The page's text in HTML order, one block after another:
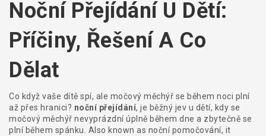
Noční Přejídání U Dětí:
Příčiny, Řešení A Co
Dělat
Co když vaše dítě spí, ale močový měchýř se během noci plní
až přes hranici? noční přejídání, je běžný jev u dětí, kdy se
močový měchýř nevyprázdní úplně během dne a zbytečně se
plní během spánku . Also known as noční pomočování, it